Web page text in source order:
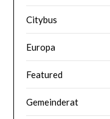
Citybus
Europa
Featured
Gemeinderat